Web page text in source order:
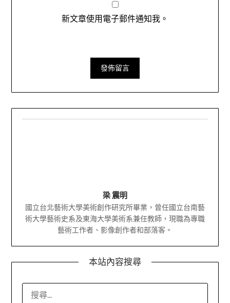
新文章使用電子郵件通知我。
梁 震明
國立台北藝術大學美術創作研究所畢業，曾任國立台南藝
術大學藝術史系及東海大學美術系兼任教師，現職為專職
藝術工作者、影像創作者和部落客。
本站內容搜尋